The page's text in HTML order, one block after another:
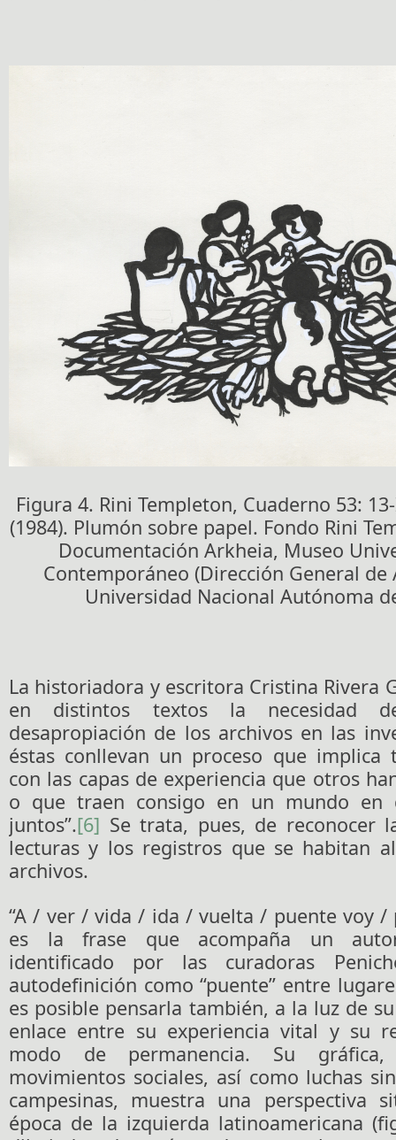
Figura 4. Rini Templeton, Cuaderno 53:
(1984). Plumón sobre papel. Fondo Rini
Documentación Arkheia, Museo
Contemporáneo (Dirección General de
Universidad Nacional Autónoma
La historiadora y escritora Cristina Rivera
en distintos textos la necesidad
desapropiación de los archivos en las
éstas conllevan un proceso que implica
con las capas de experiencia que otros
o que traen consigo en un mundo en
juntos”.[6] Se trata, pues, de reconocer
lecturas y los registros que se habitan
archivos.
“A / ver / vida / ida / vuelta / puente voy /
es la frase que acompaña un
identificado por las curadoras
autodefinición como “puente” entre
es posible pensarla también, a la luz de
enlace entre su experiencia vital y su
modo de permanencia. Su gráfica,
movimientos sociales, así como luchas
campesinas, muestra una perspectiva
época de la izquierda latinoamericana